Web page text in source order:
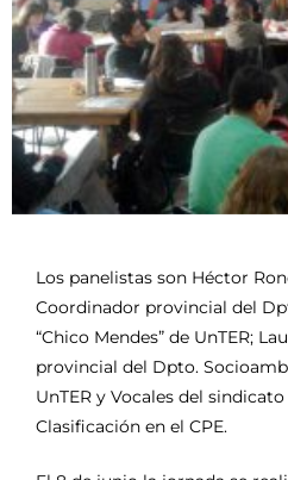
Los panelistas son Héctor
Coordinador provincial del
“Chico Mendes” de UnTER;
provincial del Dpto.
UnTER y Vocales del
Clasificación en el CPE.